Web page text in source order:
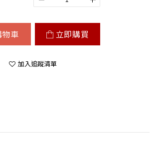
物車 立即購買
加入追蹤清單